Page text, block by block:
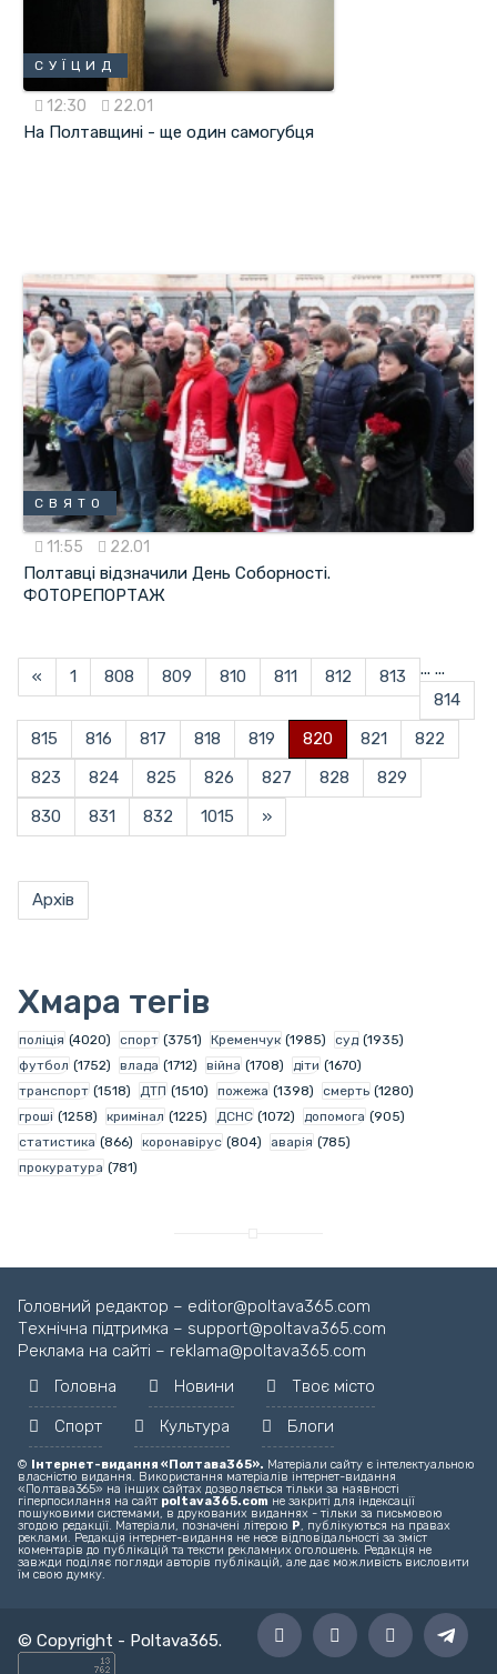
СУЇЦИД
12:30 22.01
На Полтавщині - ще один самогубця
СВЯТО
11:55 22.01
Полтавці відзначили День Соборності.
ФОТОРЕПОРТАЖ
« 1 ...
808 809 810 811 812
813
814
815
816 817 818 819 820 821
822
823
824 825 826 827 828
829
830
831 832
...
1015 »
Архів
Хмара тегів
поліція (4020) спорт (3751) Кременчук (1985) суд (1935)
футбол (1752) влада (1712) війна (1708) діти (1670)
транспорт (1518) ДТП (1510) пожежа (1398) смерть (1280)
гроші (1258) кримінал (1225) ДСНС (1072) допомога (905)
статистика (866) коронавірус (804) аварія (785)
прокуратура (781)
Головний редактор – editor@poltava365.com
Технічна підтримка – support@poltava365.com
Реклама на сайті – reklama@poltava365.com
Головна
Новини
Твоє місто
Спорт
Культура Блоги
© Інтернет-видання «Полтава365». Матеріали сайту є інтелектуальною
власністю видання. Використання матеріалів інтернет-видання
«Полтава365» на інших сайтах дозволяється тільки за наявності
гіперпосилання на сайт poltava365.com не закриті для індексації
пошуковими системами, в друкованих виданнях - тільки за письмовою
згодою редакції. Матеріали, позначені літерою Р, публікуються на правах
реклами. Редакція інтернет-видання не несе відповідальності за зміст
коментарів до публікацій та тексти рекламних оголошень. Редакція не
завжди поділяє погляди авторів публікацій, але дає можливість висловити
їм свою думку.
© Copyright - Poltava365.